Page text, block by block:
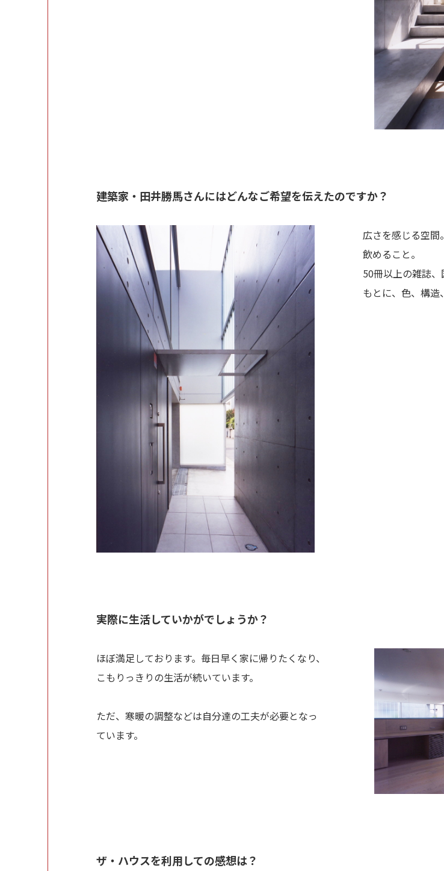
建築家・田井勝馬さんにはどんなご希望を伝えたのですか？
広さを感じる空
飲めること。
50冊以上の雑誌
もとに、色、構造
実際に生活していかがでしょうか？
ほぼ満足しております。毎日早く家に帰りたくなり、
こもりっきりの生活が続いています。
ただ、寒暖の調整などは自分達の工夫が必要となっ
ています。
ザ・ハウスを利用しての感想は？